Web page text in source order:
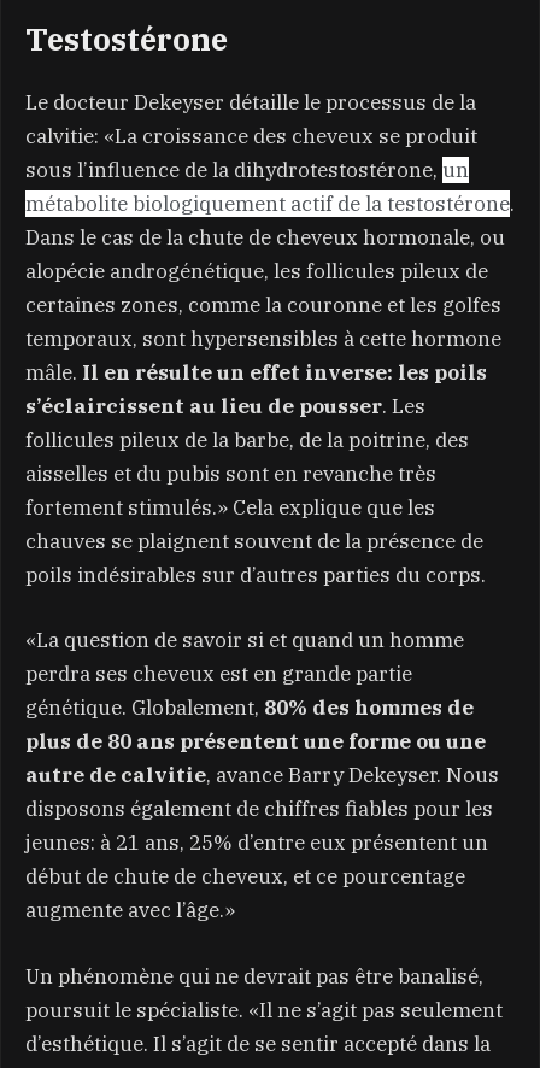
Testostérone
Le docteur Dekeyser détaille le processus de la
calvitie: «La croissance des cheveux se produit
sous l’influence de la dihydrotestostérone, un
métabolite biologiquement actif de la testostérone.
Dans le cas de la chute de cheveux hormonale, ou
alopécie androgénétique, les follicules pileux de
certaines zones, comme la couronne et les golfes
temporaux, sont hypersensibles à cette hormone
mâle. Il en résulte un effet inverse: les poils
s’éclaircissent au lieu de pousser. Les
follicules pileux de la barbe, de la poitrine, des
aisselles et du pubis sont en revanche très
fortement stimulés.» Cela explique que les
chauves se plaignent souvent de la présence de
poils indésirables sur d’autres parties du corps.
«La question de savoir si et quand un homme
perdra ses cheveux est en grande partie
génétique. Globalement, 80% des hommes de
plus de 80 ans présentent une forme ou une
autre de calvitie, avance Barry Dekeyser. Nous
disposons également de chiffres fiables pour les
jeunes: à 21 ans, 25% d’entre eux présentent un
début de chute de cheveux, et ce pourcentage
augmente avec l’âge.»
Un phénomène qui ne devrait pas être banalisé,
poursuit le spécialiste. «Il ne s’agit pas seulement
d’esthétique. Il s’agit de se sentir accepté dans la